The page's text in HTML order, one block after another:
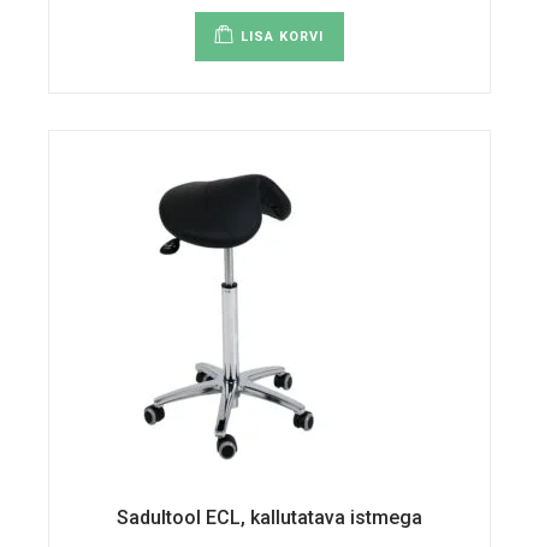
LISA KORVI
Sadultool ECL, kallutatava istmega